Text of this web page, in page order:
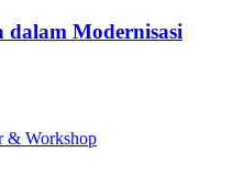
dalam Modernisasi
& Workshop